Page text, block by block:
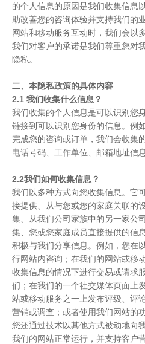
的个人信息的原因是我们收集信息
助改善您的咨询体验并支持我们的
网站和移动服务互动时，我们会以
我们对客户的承诺是我们尊重您对
隐私。
二、本隐私政策的具体内容
2.1 我们收集什么信息？
我们收集的个人信息是可以识别您
链接到可以识别您身份的信息。例
完成您的咨询或订单，我们会收集
电话号码、工作单位、邮箱地址信息
2.2我们如何收集信息？
我们以多种方式向您收集信息。它
接提供、从与您或您的家庭关联的
集、从我们公司家族中的另一家公
集、您或您家庭成员直接提供的信
积极与我们分享信息。例如，您在
行网站内咨询；在我们的网站或移
收集信息的情况下进行交易或请求
们；在我们的一个社交媒体页面上
站或移动服务之一上发布评级、评
营销或调查；或者使用我们网站的功
您还通过技术以其他方式被动地向
我们的网站正常运行，并支持客